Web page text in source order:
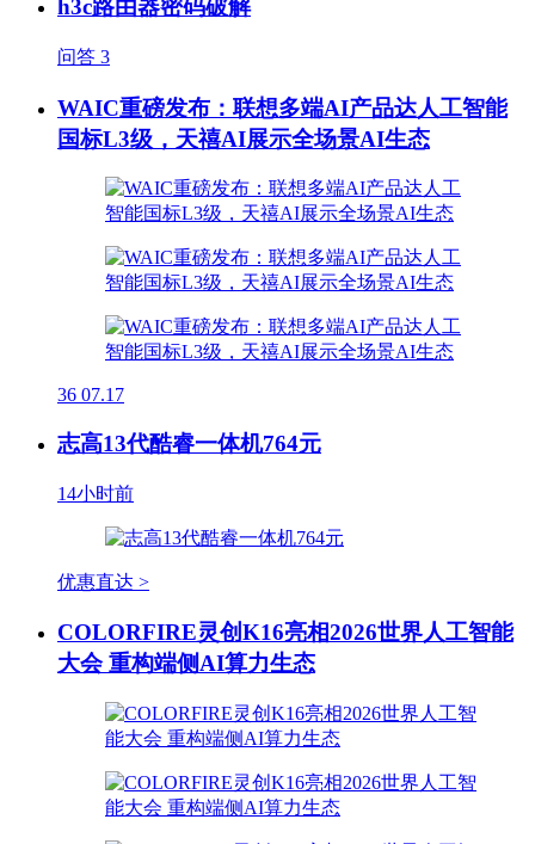
h3c路由器密码破解
问答 3
WAIC重磅发布：联想多端AI产品达人工智能
国标L3级，天禧AI展示全场景AI生态
36 07.17
志高13代酷睿一体机764元
14小时前
优惠直达 >
COLORFIRE灵创K16亮相2026世界人工智能
大会 重构端侧AI算力生态